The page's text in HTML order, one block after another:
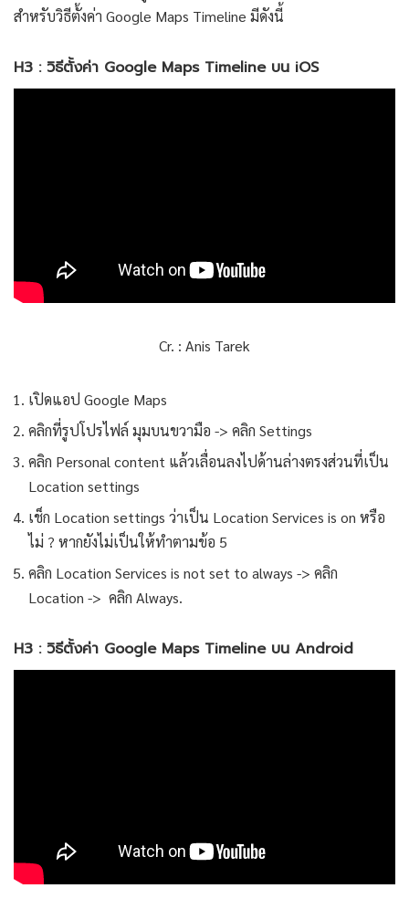
สำหรับวิธีตั้งค่า Google Maps Timeline มีดังนี้
H3 : วิธีตั้งค่า Google Maps Timeline บน iOS
Cr. : Anis Tarek
เปิดแอป Google Maps
คลิกที่รูปโปรไฟล์ มุมบนขวามือ -> คลิก Settings
คลิก Personal content แล้วเลื่อนลงไปด้านล่างตรงส่วนที่เป็น
Location settings
เช็ก Location settings ว่าเป็น Location Services is on หรือ
ไม่ ? หากยังไม่เป็นให้ทำตามข้อ 5
คลิก Location Services is not set to always -> คลิก
Location -> คลิก Always.
H3 : วิธีตั้งค่า Google Maps Timeline บน Android